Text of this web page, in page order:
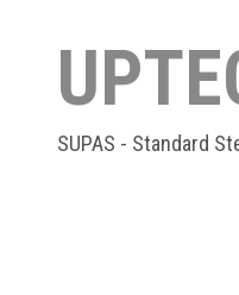
SUPAS - Standard